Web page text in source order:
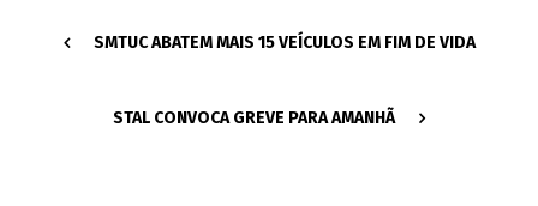
SMTUC ABATEM MAIS 15 VEÍCULOS EM FIM DE VIDA
STAL CONVOCA GREVE PARA AMANHÃ